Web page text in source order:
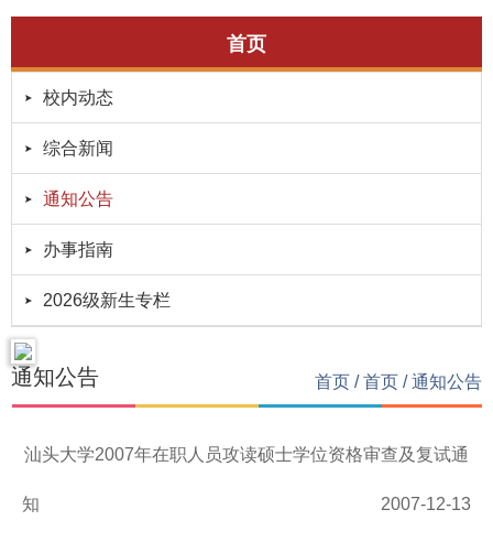
首页
校内动态
综合新闻
通知公告
办事指南
2026级新生专栏
通知公告 首页 /首页 /通知公告
汕头大学2007年在职人员攻读硕士学位资格审查及复试通
知 2007-12-13